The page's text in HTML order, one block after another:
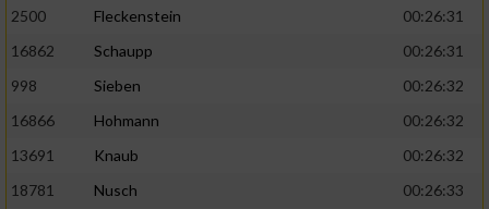
2500
Fleckenstein
00:26:31
16862
Schaupp
00:26:31
998
Sieben
00:26:32
16866
Hohmann
00:26:32
13691
Knaub
00:26:32
18781
Nusch 00:26:33